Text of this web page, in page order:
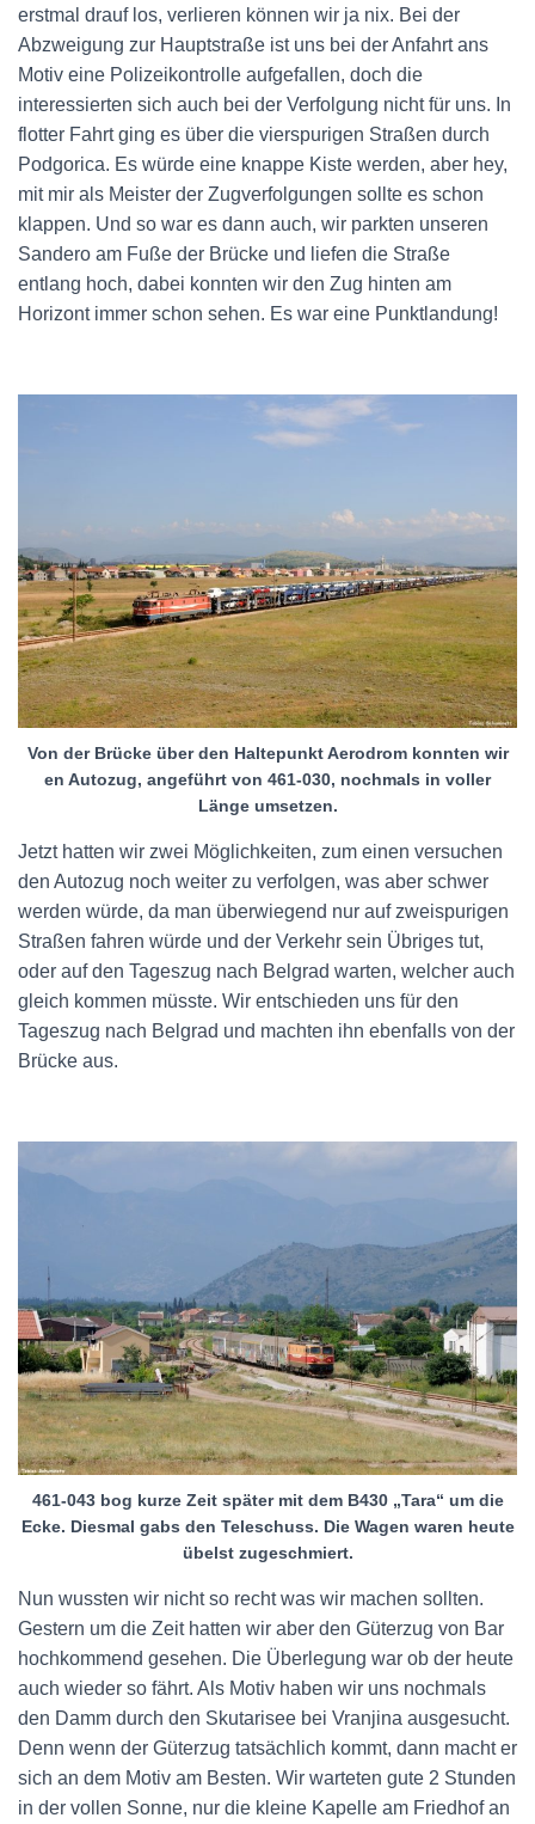
erstmal drauf los, verlieren können wir ja nix. Bei der
Abzweigung zur Hauptstraße ist uns bei der Anfahrt ans
Motiv eine Polizeikontrolle aufgefallen, doch die
interessierten sich auch bei der Verfolgung nicht für uns. In
flotter Fahrt ging es über die vierspurigen Straßen durch
Podgorica. Es würde eine knappe Kiste werden, aber hey,
mit mir als Meister der Zugverfolgungen sollte es schon
klappen. Und so war es dann auch, wir parkten unseren
Sandero am Fuße der Brücke und liefen die Straße
entlang hoch, dabei konnten wir den Zug hinten am
Horizont immer schon sehen. Es war eine Punktlandung!
Von der Brücke über den Haltepunkt Aerodrom konnten wir
en Autozug, angeführt von 461-030, nochmals in voller
Länge umsetzen.
Jetzt hatten wir zwei Möglichkeiten, zum einen versuchen
den Autozug noch weiter zu verfolgen, was aber schwer
werden würde, da man überwiegend nur auf zweispurigen
Straßen fahren würde und der Verkehr sein Übriges tut,
oder auf den Tageszug nach Belgrad warten, welcher auch
gleich kommen müsste. Wir entschieden uns für den
Tageszug nach Belgrad und machten ihn ebenfalls von der
Brücke aus.
461-043 bog kurze Zeit später mit dem B430 „Tara“ um die
Ecke. Diesmal gabs den Teleschuss. Die Wagen waren heute
übelst zugeschmiert.
Nun wussten wir nicht so recht was wir machen sollten.
Gestern um die Zeit hatten wir aber den Güterzug von Bar
hochkommend gesehen. Die Überlegung war ob der heute
auch wieder so fährt. Als Motiv haben wir uns nochmals
den Damm durch den Skutarisee bei Vranjina ausgesucht.
Denn wenn der Güterzug tatsächlich kommt, dann macht er
sich an dem Motiv am Besten. Wir warteten gute 2 Stunden
in der vollen Sonne, nur die kleine Kapelle am Friedhof an